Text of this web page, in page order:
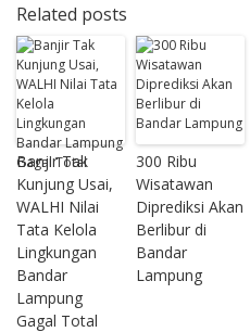
Related posts
Banjir Tak
Kunjung Usai,
WALHI Nilai
Tata Kelola
Lingkungan
Bandar
Lampung
Gagal Total
300 Ribu
Wisatawan
Diprediksi Akan
Berlibur di
Bandar
Lampung